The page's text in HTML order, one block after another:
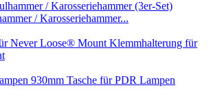
/ Karosseriehammer...
Klemmhalterung für
Tasche für PDR Lampen